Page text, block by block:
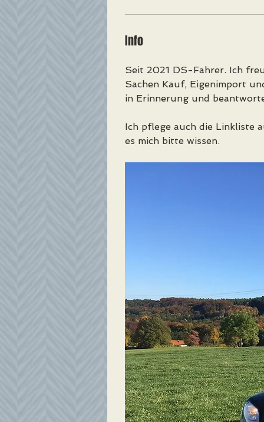
Info
Seit 2021 DS-Fahrer. Ich
Sachen Kauf, Eigenimport
in Erinnerung und
Ich pflege auch die Linkliste
es mich bitte wissen.